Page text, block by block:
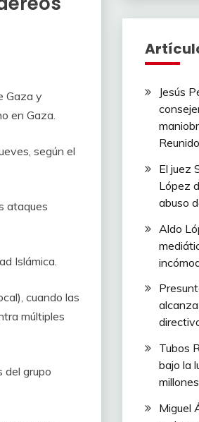
Gaza y
en Gaza.
según el
ataques
Islámica.
cuando las
múltiples
del grupo
Jesús
El juez
López
abuso
Aldo
Tubos
bajo la
Miguel